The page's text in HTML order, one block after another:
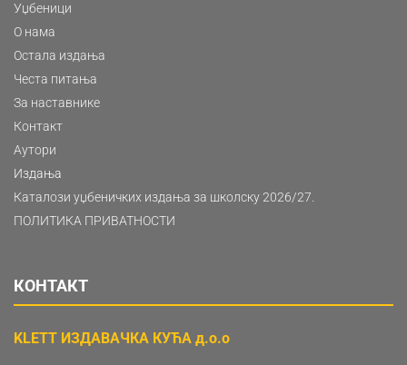
Уџбеници
О нама
Остала издања
Честа питања
За наставнике
Контакт
Аутори
Издања
Каталози уџбеничких издања за школску 2026/27.
ПОЛИТИКА ПРИВАТНОСТИ
КОНТАКТ
KLETT ИЗДАВАЧКА КУЋА д.о.о